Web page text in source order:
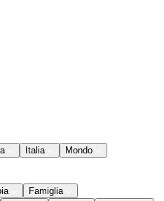
Italia
Mondo
Famiglia